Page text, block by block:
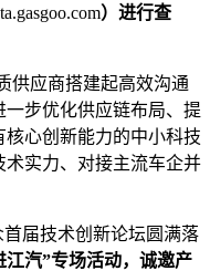
）进行查
供应商搭建起高效沟通
步优化供应链布局、提
心创新能力的中小科技
实力、对接主流车企并
届技术创新论坛圆满落
江汽”专场活动，诚邀产